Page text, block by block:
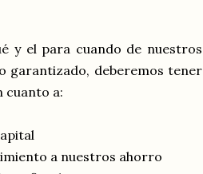
y el para cuando de nuestros
garantizado, deberemos tener
cuanto a:
a nuestros ahorro